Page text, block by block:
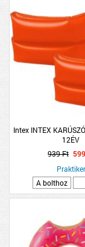
Intex INTEX
12ÉV
939 Ft
Praktiker
A bolthoz